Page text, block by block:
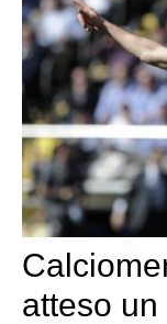
atteso